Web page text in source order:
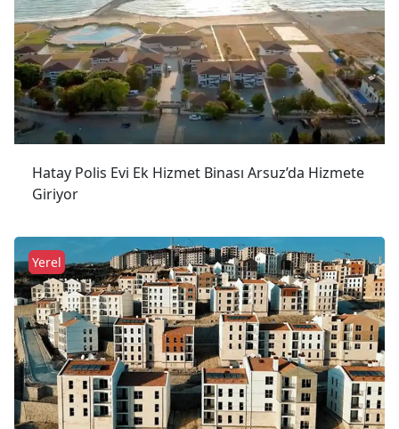
Hatay Polis Evi Ek Hizmet Binası Arsuz’da Hizmete
Giriyor
Yerel